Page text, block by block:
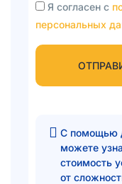
Я согласен с
персональных
С помощью
можете
стоимость
от